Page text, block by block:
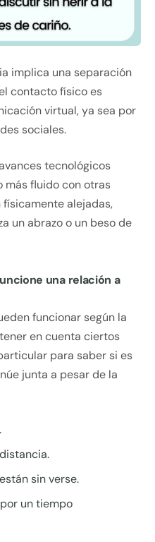
implica una separación
contacto físico es
virtual, ya sea por
sociales.
tecnológicos
fluido con otras
alejadas,
un abrazo o un beso de
una relación a
funcionar según la
en cuenta ciertos
para saber si es
junta a pesar de la
sin verse.
un tiempo